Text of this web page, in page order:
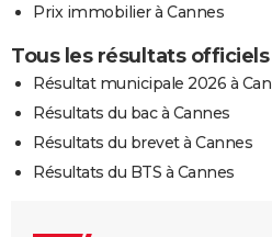
Prix immobilier à Cannes
Tous les résultats officiels
Résultat municipale 2026 à
Résultats du bac à Cannes
Résultats du brevet à Cannes
Résultats du BTS à Cannes